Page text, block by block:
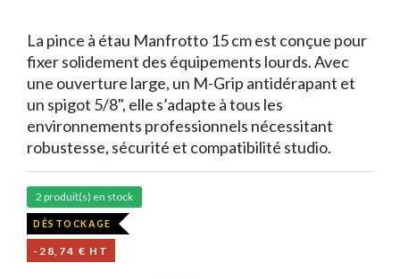
La pince à étau Manfrotto 15 cm est conçue pour
fixer solidement des équipements lourds. Avec
une ouverture large, un M-Grip antidérapant et
un spigot 5/8", elle s’adapte à tous les
environnements professionnels nécessitant
robustesse, sécurité et compatibilité studio.
2 produit(s) en stock
DÉSTOCKAGE
-28,74 € HT